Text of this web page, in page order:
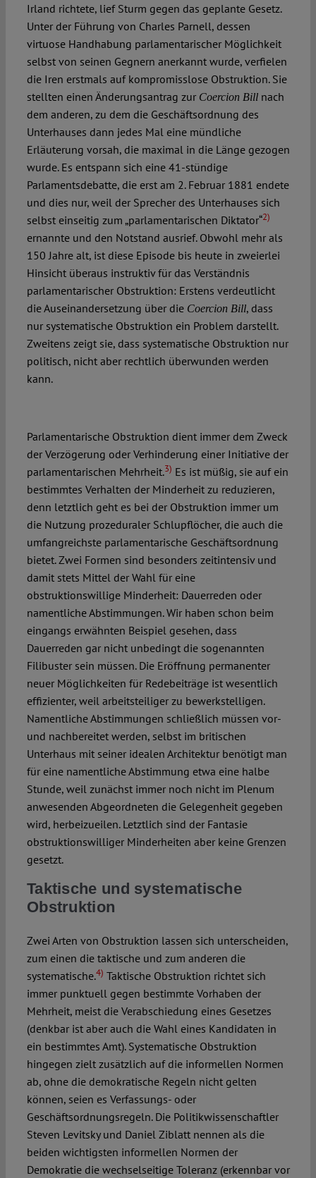
Irland richtete, lief Sturm gegen das geplante Gesetz.
Unter der Führung von Charles Parnell, dessen
virtuose Handhabung parlamentarischer Möglichkeit
selbst von seinen Gegnern anerkannt wurde, verfielen
die Iren erstmals auf kompromisslose Obstruktion. Sie
stellten einen Änderungsantrag zur Coercion Billnach
dem anderen, zu dem die Geschäftsordnung des
Unterhauses dann jedes Mal eine mündliche
Erläuterung vorsah, die maximal in die Länge gezogen
wurde. Es entspann sich eine 41-stündige
Parlamentsdebatte, die erst am 2. Februar 1881 endete
und dies nur, weil der Sprecher des Unterhauses sich
selbst einseitig zum „parlamentarischen Diktator“2)
ernannte und den Notstand ausrief. Obwohl mehr als
150 Jahre alt, ist diese Episode bis heute in zweierlei
Hinsicht überaus instruktiv für das Verständnis
parlamentarischer Obstruktion: Erstens verdeutlicht
die Auseinandersetzung über die Coercion Bill, dass
nur systematische Obstruktion ein Problem darstellt.
Zweitens zeigt sie, dass systematische Obstruktion nur
politisch, nicht aber rechtlich überwunden werden
kann.
Parlamentarische Obstruktion dient immer dem Zweck
der Verzögerung oder Verhinderung einer Initiative der
parlamentarischen Mehrheit.3) Es ist müßig, sie auf ein
bestimmtes Verhalten der Minderheit zu reduzieren,
denn letztlich geht es bei der Obstruktion immer um
die Nutzung prozeduraler Schlupflöcher, die auch die
umfangreichste parlamentarische Geschäftsordnung
bietet. Zwei Formen sind besonders zeitintensiv und
damit stets Mittel der Wahl für eine
obstruktionswillige Minderheit: Dauerreden oder
namentliche Abstimmungen. Wir haben schon beim
eingangs erwähnten Beispiel gesehen, dass
Dauerreden gar nicht unbedingt die sogenannten
Filibuster sein müssen. Die Eröffnung permanenter
neuer Möglichkeiten für Redebeiträge ist wesentlich
effizienter, weil arbeitsteiliger zu bewerkstelligen.
Namentliche Abstimmungen schließlich müssen vor-
und nachbereitet werden, selbst im britischen
Unterhaus mit seiner idealen Architektur benötigt man
für eine namentliche Abstimmung etwa eine halbe
Stunde, weil zunächst immer noch nicht im Plenum
anwesenden Abgeordneten die Gelegenheit gegeben
wird, herbeizueilen. Letztlich sind der Fantasie
obstruktionswilliger Minderheiten aber keine Grenzen
gesetzt.
Taktische und systematische
Obstruktion
Zwei Arten von Obstruktion lassen sich unterscheiden,
zum einen die taktische und zum anderen die
systematische.4) Taktische Obstruktion richtet sich
immer punktuell gegen bestimmte Vorhaben der
Mehrheit, meist die Verabschiedung eines Gesetzes
(denkbar ist aber auch die Wahl eines Kandidaten in
ein bestimmtes Amt). Systematische Obstruktion
hingegen zielt zusätzlich auf die informellen Normen
ab, ohne die demokratische Regeln nicht gelten
können, seien es Verfassungs- oder
Geschäftsordnungsregeln. Die Politikwissenschaftler
Steven Levitsky und Daniel Ziblatt nennen als die
beiden wichtigsten informellen Normen der
Demokratie die wechselseitige Toleranz (erkennbar vor